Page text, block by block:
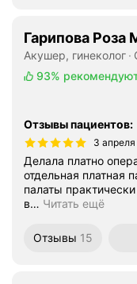
Гарипова Роза
Акушер, гинеколог
93%
Отзывы пациентов:
3
Делала платно
отдельная платная
палаты
в… Читать ещё
Отзывы 15